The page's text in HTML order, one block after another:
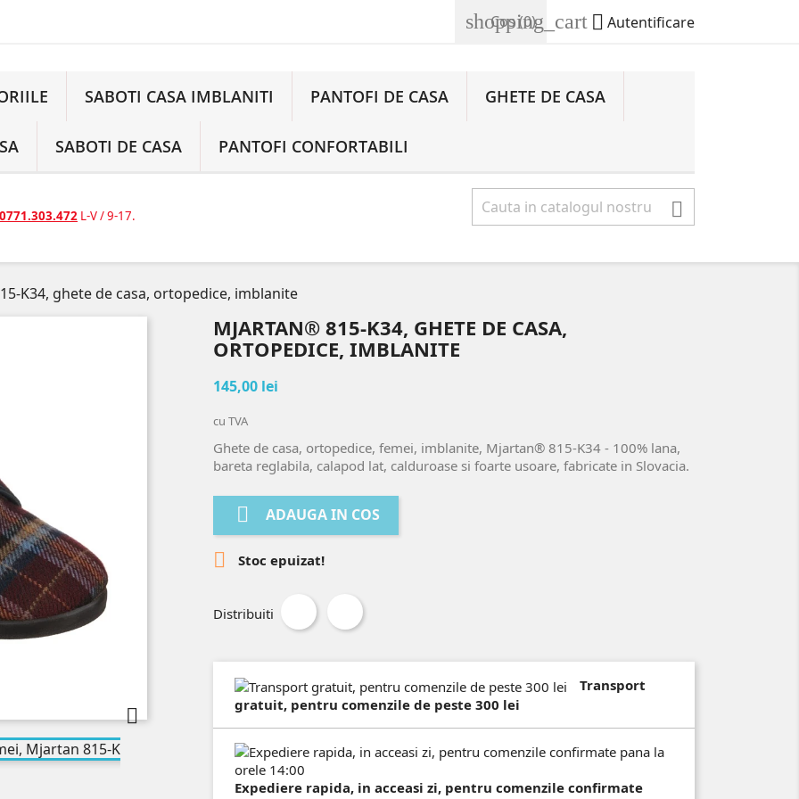
shopping_cart
Cos(0)  Autentificare
SABOTI CASA IMBLANITI PANTOFI DE CASA GHETE DE CASA
SABOTI DE CASA PANTOFI CONFORTABILI
0771.303.472 L-V / 9-17. 
K34, ghete de casa, ortopedice, imblanite

MJARTAN® 815-K34, GHETE DE CASA,
ORTOPEDICE, IMBLANITE
145,00 lei
cu TVA
Ghete de casa, ortopedice, femei, imblanite, Mjartan® 815-K34 - 100% lana,
bareta reglabila, calapod lat, calduroase si foarte usoare, fabricate in Slovacia.
 ADAUGA IN COS
 Stoc epuizat!
Distribuiti
Transport
gratuit, pentru comenzile de peste 300 lei
Expediere rapida, in acceasi zi, pentru comenzile confirmate